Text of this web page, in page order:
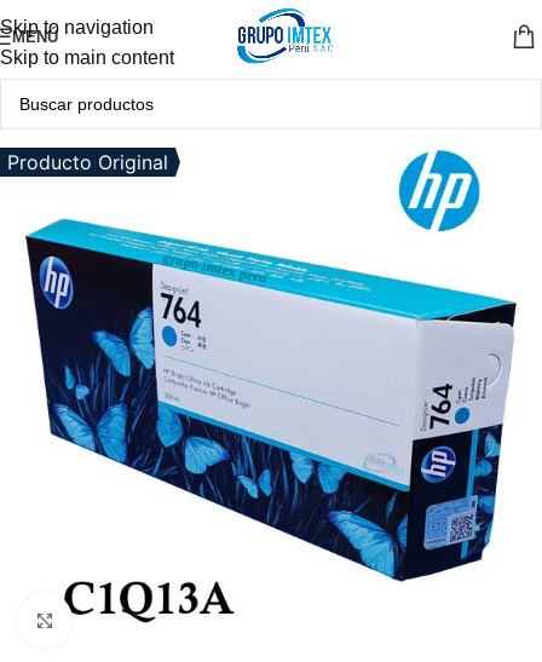
Skip to navigation
Skip to main content
MENÚ
Producto Original
Clic para ampliar